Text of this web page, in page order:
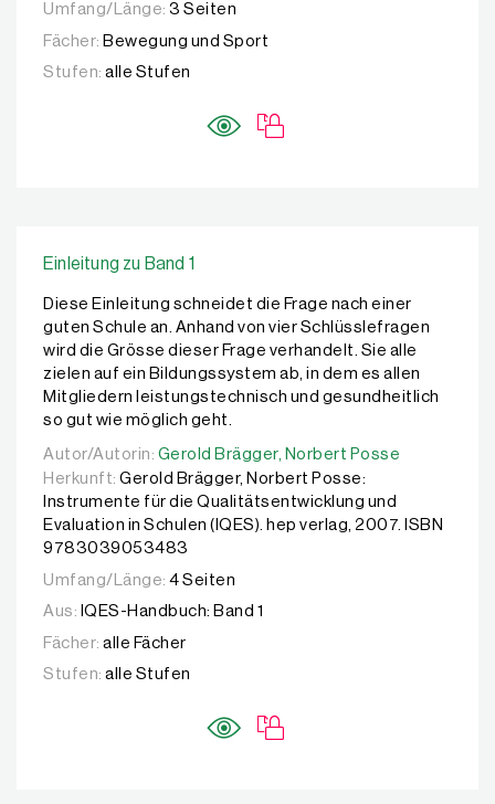
Umfang/Länge: 3 Seiten
Fächer: Bewegung und Sport
Stufen: alle Stufen
Einleitung zu Band 1
Diese Einleitung schneidet die Frage nach einer
guten Schule an. Anhand von vier Schlüsslefragen
wird die Grösse dieser Frage verhandelt. Sie alle
zielen auf ein Bildungssystem ab, in dem es allen
Mitgliedern leistungstechnisch und gesundheitlich
so gut wie möglich geht.
Autor/Autorin: Gerold Brägger, Norbert Posse
Autor/Autorin: Gerold Brägger, Norbert Posse
Herkunft: Gerold Brägger, Norbert Posse:
Instrumente für die Qualitätsentwicklung und
Evaluation in Schulen (IQES). hep verlag, 2007. ISBN
9783039053483
Umfang/Länge: 4 Seiten
Aus: IQES-Handbuch: Band 1
Fächer: alle Fächer
Stufen: alle Stufen